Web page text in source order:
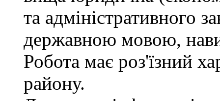
та адміністративного
державною мовою,
Робота має роз'їзний
району.